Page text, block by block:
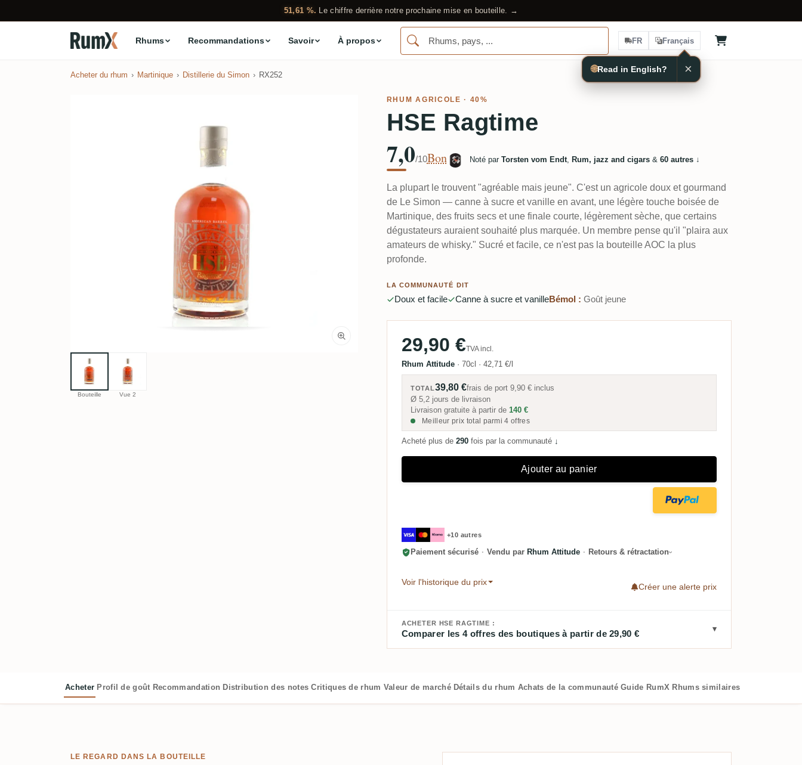
51,61 %. Le chiffre derrière notre prochaine mise en bouteille. →
Rhums Recommandations Savoir À propos FR Français
Acheter du rhum Martinique Distillerie du Simon RX252
Bouteille Vue 2
RHUM AGRICOLE · 40%
HSE Ragtime
7,0/10Bon Noté par Torsten vom Endt, Rum, jazz and cigars& 60 autres↓
La plupart le trouvent "agréable mais jeune". C'est un agricole doux et gourmand
de Le Simon — canne à sucre et vanille en avant, une légère touche boisée de
Martinique, des fruits secs et une finale courte, légèrement sèche, que certains
dégustateurs auraient souhaité plus marquée. Un membre pense qu'il "plaira aux
amateurs de whisky." Sucré et facile, ce n'est pas la bouteille AOC la plus
profonde.
LA COMMUNAUTÉ DIT
Doux et facile Canne à sucre et vanilleBémol : Goût jeune
29,90 €TVA incl.
Rhum Attitude · 70cl · 42,71 €/l
TOTAL39,80 €frais de port9,90 € inclus
Ø 5,2 jours de livraison
Livraison gratuite à partir de 140 €
Meilleur prix total parmi 4 offres
Acheté plus de 290fois par la communauté ↓
Ajouter au panier
+10 autres
Paiement sécurisé · Vendu par Rhum Attitude · Retours & rétractation
Voir l'historique du prix
Créer une alerte prix
ACHETER HSE RAGTIME :
Comparer les 4 offres des boutiques à partir de 29,90 €
Acheter Profil de goût Recommandation Distribution des notes Critiques de rhum Valeur de marché Détails du rhum Achats de la communauté Guide RumX Rhums similaires
LE REGARD DANS LA BOUTEILLE
🌐Read in English? ×